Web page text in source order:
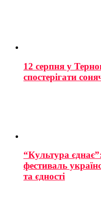
12 серпня у
спостерігати
“Культура
фестиваль
та єдності